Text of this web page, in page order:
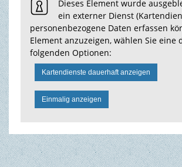
TOURISMUS & FREIZEIT
Dieses Element wurde
ein externer Dienst
personenbezogene Daten erfassen
Element anzuzeigen, wählen Sie eine
folgenden Optionen:
Kartendienste dauerhaft anzeigen
Einmalig anzeigen